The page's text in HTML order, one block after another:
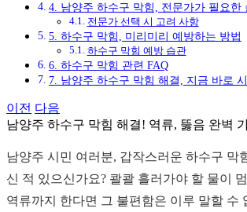
4. 남양주 하수구 막힘, 전문가가 필요한
전문가 선택 시 고려 사항
5. 하수구 막힘, 미리미리 예방하는 방법
하수구 막힘 예방 습관
6. 하수구 막힘 관련 FAQ
7. 남양주 하수구 막힘 해결, 지금 바로
이전 다음
남양주 하수구 막힘 해결! 역류, 뚫음 완벽
남양주 시민 여러분, 갑작스러운 하수구 막
신 적 있으신가요? 콸콸 흘러가야 할 물이
역류까지 한다면 그 불편함은 이루 말할 수